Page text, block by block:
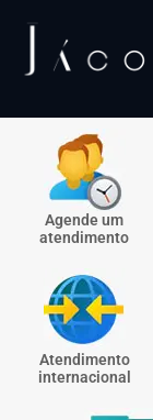
Agende um
atendimento
Atendimento
internacional